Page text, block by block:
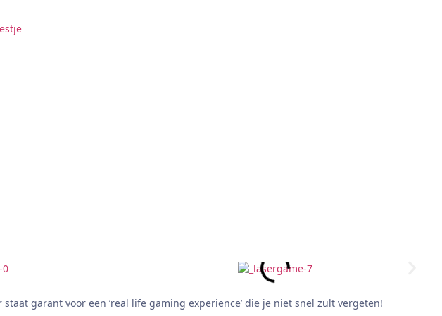
garant voor een ‘real life gaming experience’ die je niet snel zult vergeten!